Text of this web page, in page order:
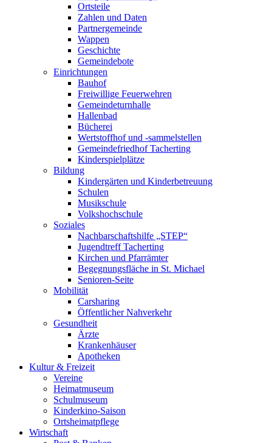
Ortsteile
Zahlen und Daten
Partnergemeinde
Wappen
Geschichte
Gemeindebote
Einrichtungen
Bauhof
Freiwillige Feuerwehren
Gemeindeturnhalle
Hallenbad
Bücherei
Wertstoffhof und -sammelstellen
Gemeindefriedhof Tacherting
Kinderspielplätze
Bildung
Kindergärten und Kinderbetreuung
Schulen
Musikschule
Volkshochschule
Soziales
Nachbarschaftshilfe „STEP“
Jugendtreff Tacherting
Kirchen und Pfarrämter
Begegnungsfläche in St. Michael
Senioren-Seite
Mobilität
Carsharing
Öffentlicher Nahverkehr
Gesundheit
Ärzte
Krankenhäuser
Apotheken
Kultur & Freizeit
Vereine
Heimatmuseum
Schulmuseum
Kinderkino-Saison
Ortsheimatpflege
Wirtschaft